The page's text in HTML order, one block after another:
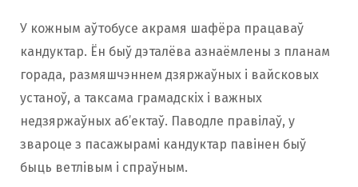
У кожным аўтобусе акрамя шафёра працаваў
кандуктар. Ён быў дэталёва азнаёмлены з планам
горада, размяшчэннем дзяржаўных і вайсковых
устаноў, а таксама грамадскіх і важных
недзяржаўных аб’ектаў. Паводле правілаў, у
звароце з пасажырамі кандуктар павінен быў
быць ветлівым і спраўным.